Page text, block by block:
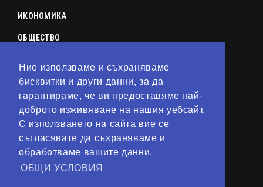
Ние използваме и съхраняваме
бисквитки и други данни, за да
гарантираме, че ви предоставяме най-
доброто изживяване на нашия уебсайт.
С използването на сайта вие се
съгласявате да съхраняваме и
обработваме вашите данни.
ОБЩИ УСЛОВИЯ
ИКОНОМИКА
ОБЩЕСТВО
КУЛТУРА
ЛАЙФСТАЙЛ
ТЕХНОЛОГИИ
АНАЛИЗИ
СВЯТ